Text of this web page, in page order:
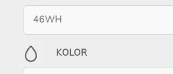
46WH
KOLOR